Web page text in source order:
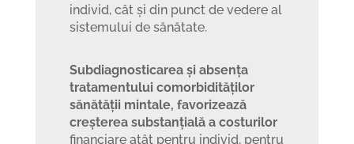
individ, cât și din punct de vedere al
sistemului de sănătate.
Subdiagnosticarea și absența
tratamentului comorbidităților
sănătății mintale, favorizează
creșterea substanțială a costurilor
financiare atât pentru individ, pentru